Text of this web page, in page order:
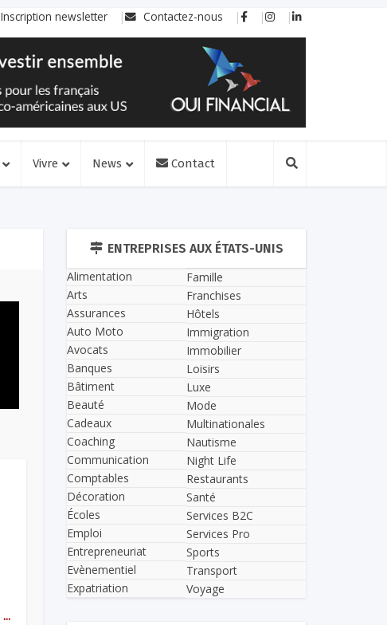
Inscription newsletter Contactez-nous
Vivre News Contact
...
ENTREPRISES AUX ÉTATS-UNIS
Alimentation
Arts
Assurances
Auto Moto
Avocats
Banques
Bâtiment
Beauté
Cadeaux
Coaching
Communication
Comptables
Décoration
Écoles
Emploi
Entrepreneuriat
Evènementiel
Expatriation
Famille
Franchises
Hôtels
Immigration
Immobilier
Loisirs
Luxe
Mode
Multinationales
Nautisme
Night Life
Restaurants
Santé
Services B2C
Services Pro
Sports
Transport
Voyage